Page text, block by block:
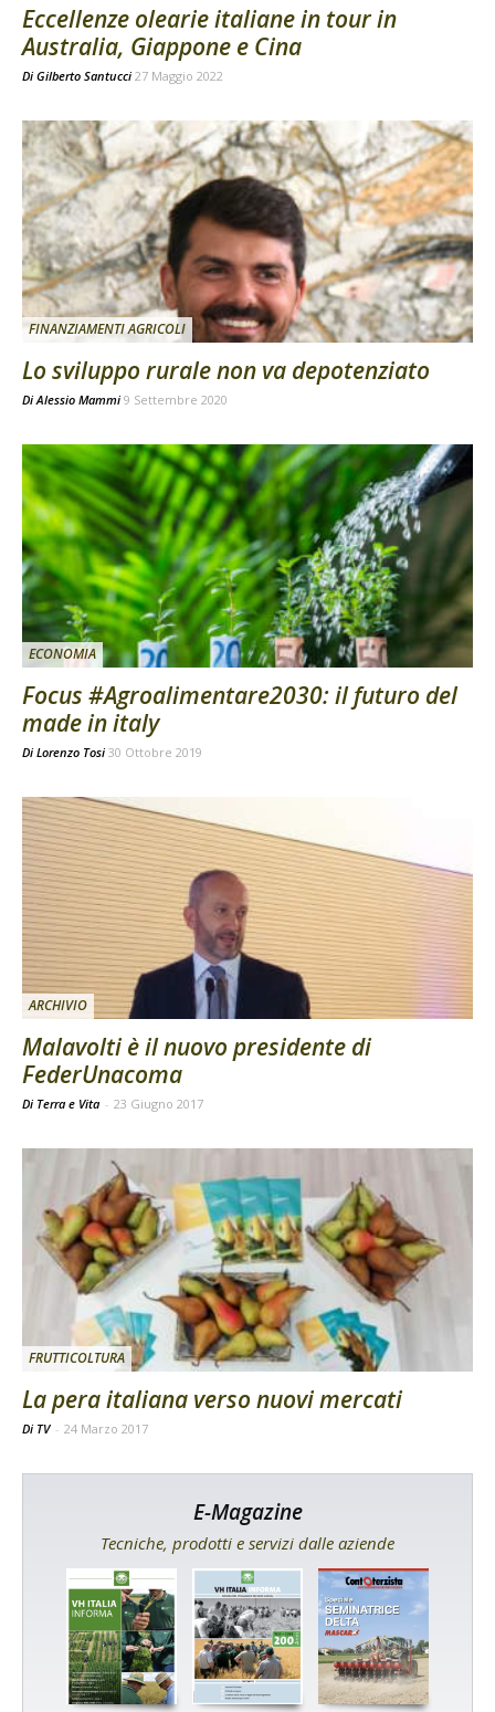
Eccellenze olearie italiane in tour in
Australia, Giappone e Cina
Di Gilberto Santucci 27 Maggio 2022
FINANZIAMENTI AGRICOLI
Lo sviluppo rurale non va depotenziato
DiAlessio Mammi 9 Settembre 2020
ECONOMIA
Focus #Agroalimentare2030: il futuro del
made in italy
Di Lorenzo Tosi 30 Ottobre 2019
ARCHIVIO
Malavolti è il nuovo presidente di
FederUnacoma
Di Terra e Vita - 23 Giugno 2017
FRUTTICOLTURA
La pera italiana verso nuovi mercati
Di TV - 24 Marzo 2017
E-Magazine
Tecniche, prodotti e servizi dalle aziende